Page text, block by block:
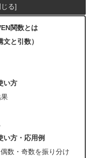
関数とは
と引数）
い方
い方・応用例
数・奇数を振り分け